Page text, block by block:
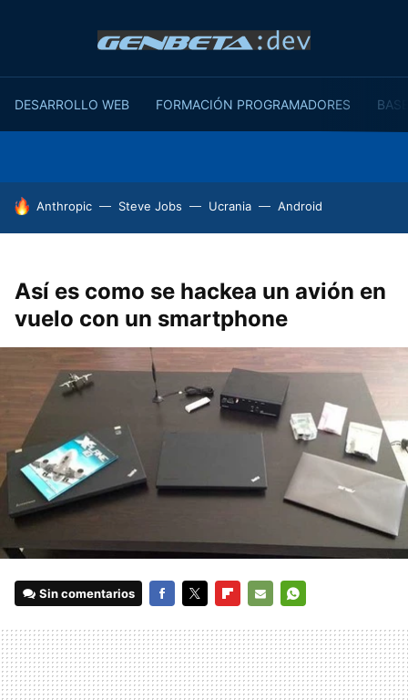
DESARROLLO WEB FORMACIÓN PROGRAMADORES
HOY SE HABLA DE
Anthropic Steve Jobs Ucrania Android
Así es como se hackea un avión en
vuelo con un smartphone
Sin comentarios
MAIL